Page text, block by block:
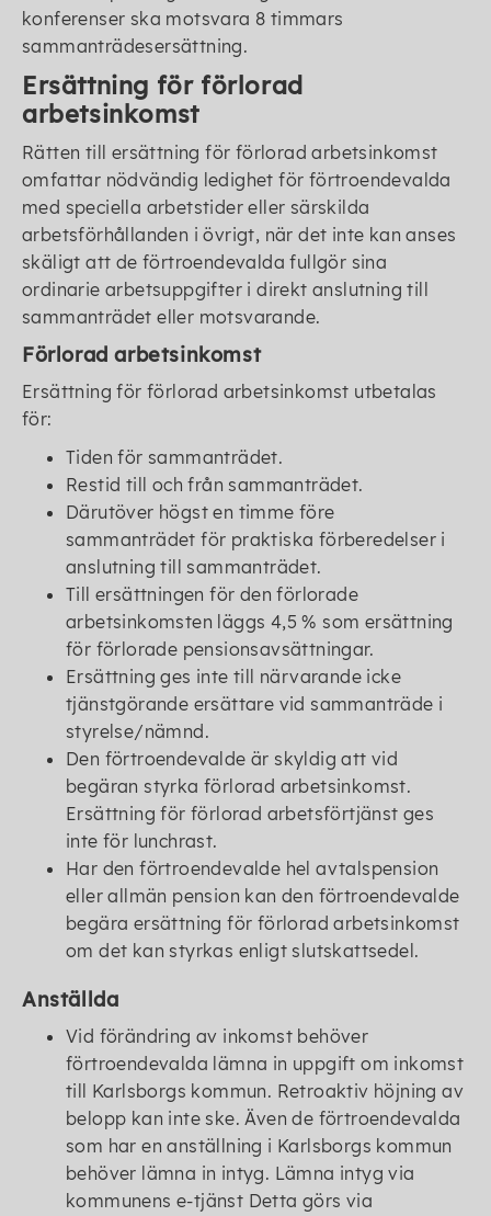
konferenser ska motsvara 8 timmars
sammanträdesersättning.
Ersättning för förlorad
arbetsinkomst
Rätten till ersättning för förlorad arbetsinkomst
omfattar nödvändig ledighet för förtroendevalda
med speciella arbetstider eller särskilda
arbetsförhållanden i övrigt, när det inte kan anses
skäligt att de förtroendevalda fullgör sina
ordinarie arbetsuppgifter i direkt anslutning till
sammanträdet eller motsvarande.
Förlorad arbetsinkomst
Ersättning för förlorad arbetsinkomst utbetalas
för:
Tiden för sammanträdet.
Restid till och från sammanträdet.
Därutöver högst en timme före
sammanträdet för praktiska förberedelser i
anslutning till sammanträdet.
Till ersättningen för den förlorade
arbetsinkomsten läggs 4,5 % som ersättning
för förlorade pensionsavsättningar.
Ersättning ges inte till närvarande icke
tjänstgörande ersättare vid sammanträde i
styrelse/nämnd.
Den förtroendevalde är skyldig att vid
begäran styrka förlorad arbetsinkomst.
Ersättning för förlorad arbetsförtjänst ges
inte för lunchrast.
Har den förtroendevalde hel avtalspension
eller allmän pension kan den förtroendevalde
begära ersättning för förlorad arbetsinkomst
om det kan styrkas enligt slutskattsedel.
Anställda
Vid förändring av inkomst behöver
förtroendevalda lämna in uppgift om inkomst
till Karlsborgs kommun. Retroaktiv höjning av
belopp kan inte ske. Även de förtroendevalda
som har en anställning i Karlsborgs kommun
behöver lämna in intyg. Lämna intyg via
kommunens e-tjänst Detta görs via